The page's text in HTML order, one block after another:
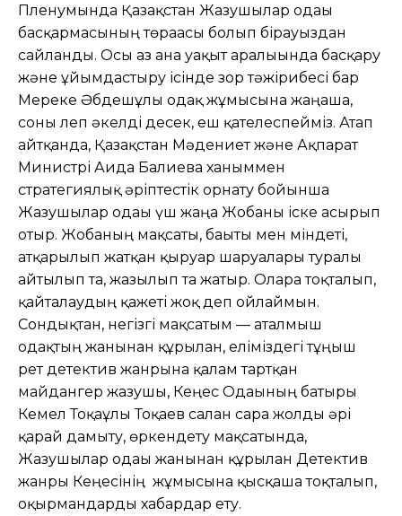
Пленумында Қазақстан Жазушылар одағы
басқармасының төрағасы болып бірауыздан
сайланды. Осы аз ғана уақыт аралығында басқару
және ұйымдастыру ісінде зор тәжірибесі бар
Мереке Әбдешұлы одақ жұмысына жаңаша,
соны леп әкелді десек, еш қателеспейміз. Атап
айтқанда, Қазақстан Мәдениет және Ақпарат
Министрі Аида Балиева ханыммен
стратегиялық әріптестік орнату бойынша
Жазушылар одағы үш жаңа Жобаны іске асырып
отыр. Жобаның мақсаты, бағыты мен міндеті,
атқарылып жатқан қыруар шаруалары туралы
айтылып та, жазылып та жатыр. Оларға тоқталып,
қайталаудың қажеті жоқ деп ойлаймын.
Сондықтан, негізгі мақсатым — аталмыш
одақтың жанынан құрылған, еліміздегі тұңғыш
рет детектив жанрына қалам тартқан
майдангер жазушы, Кеңес Одағының батыры
Кемел Тоқаұлы Тоқаев салған сара жолды әрі
қарай дамыту, өркендету мақсатында,
Жазушылар одағы жанынан құрылған Детектив
жанры Кеңесінің жұмысына қысқаша тоқталып,
оқырмандарды хабардар ету.